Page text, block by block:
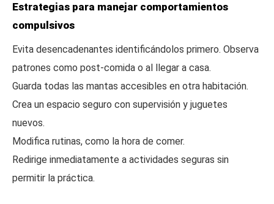
Estrategias para manejar comportamientos
compulsivos
Evita desencadenantes identificándolos primero. Observa
patrones como post-comida o al llegar a casa.
Guarda todas las mantas accesibles en otra habitación.
Crea un espacio seguro con supervisión y juguetes
nuevos.
Modifica rutinas, como la hora de comer.
Redirige inmediatamente a actividades seguras sin
permitir la práctica.